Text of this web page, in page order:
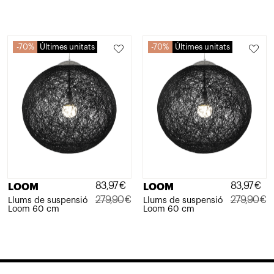
70% Últimes unitats
LOOM
Llums de suspensió
Loom 60 cm
279,90€
era:
83,97€
és:
70% Últimes unitats
LOOM
Llums de suspensió
Loom 60 cm
279,90€
era:
83,97€
és: